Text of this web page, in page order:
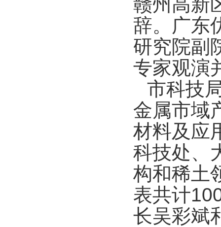
辞。广东
研究院副
专家观演
市科技
金属市域
材料及应
科技处、
构和稀土
表共计
长吴彩斌